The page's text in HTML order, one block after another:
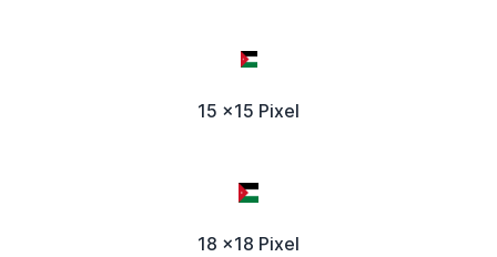
15 x15 Pixel
18 x18 Pixel